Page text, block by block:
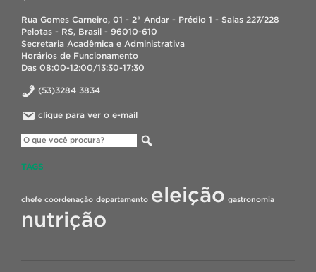
Rua Gomes Carneiro, 01 - 2° Andar - Prédio 1 - Salas 227/228
Pelotas - RS, Brasil - 96010-610
Secretaria Acadêmica e Administrativa
Horários de Funcionamento
Das 08:00-12:00/13:30-17:30
(53)3284 3834
clique para ver o e-mail
TAGS
chefe coordenação departamento eleição gastronomia
nutrição